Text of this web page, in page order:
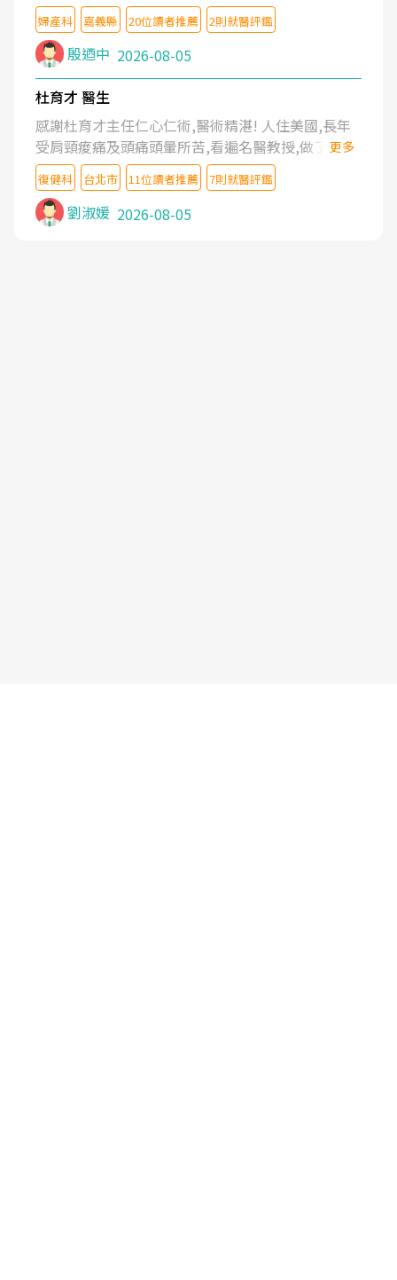
婦產科 嘉義縣 20位讀者推薦 2則就醫評鑑
殷迺中 2026-08-05
杜育才 醫生
感謝杜育才主任仁心仁術,醫術精湛! 人住美國,長年
受肩頸痠痛及頭痛頭暈所苦,看遍名醫教授,做了各種
檢查,也嘗試過西醫打針,中醫針灸及物理徒手治療都
沒有用,後來連吃到嗎啡類止痛藥都效果有限,只是壓
症狀,沒多久就痛起來,多年失眠嚴重影響生活品質.
台灣親友介紹忠孝醫院杜育才主任是頸頭症候群專
更多
復健科 台北市 11位讀者推薦 7則就醫評鑑
劉淑媛 2026-08-05